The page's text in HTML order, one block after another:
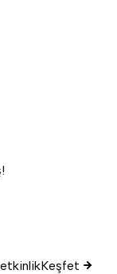
Keşfet